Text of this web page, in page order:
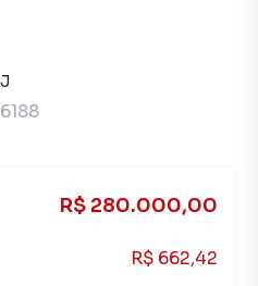
R$ 280.000,00
R$ 662,42